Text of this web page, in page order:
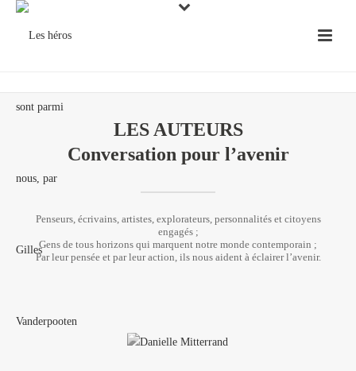
LES AUTEURS
Conversation pour l’avenir
Penseurs, écrivains, artistes, explorateurs, personnalités et citoyens
engagés ;
Gens de tous horizons qui marquent notre monde contemporain ;
Par leur pensée et par leur action, ils nous aident à éclairer l’avenir.